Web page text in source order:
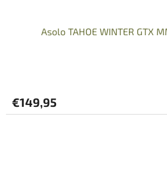
Asolo TAHOE WINTER GTX
€149,95